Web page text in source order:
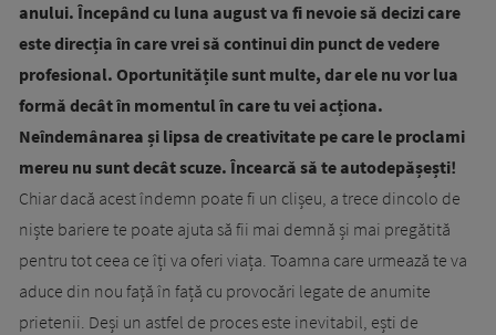
anului. Începând cu luna august va fi nevoie să decizi care
este direcția în care vrei să continui din punct de vedere
profesional. Oportunitățile sunt multe, dar ele nu vor lua
formă decât în momentul în care tu vei acționa.
Neîndemânarea și lipsa de creativitate pe care le proclami
mereu nu sunt decât scuze. Încearcă să te autodepășești!
Chiar dacă acest îndemn poate fi un clișeu, a trece dincolo de
niște bariere te poate ajuta să fii mai demnă și mai pregătită
pentru tot ceea ce îți va oferi viața. Toamna care urmează te va
aduce din nou față în față cu provocări legate de anumite
prietenii. Deși un astfel de proces este inevitabil, ești de